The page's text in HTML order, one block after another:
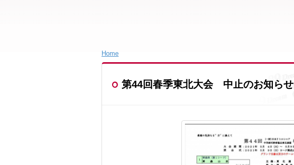
Home
第44回春季東北大会 中止のお知らせ